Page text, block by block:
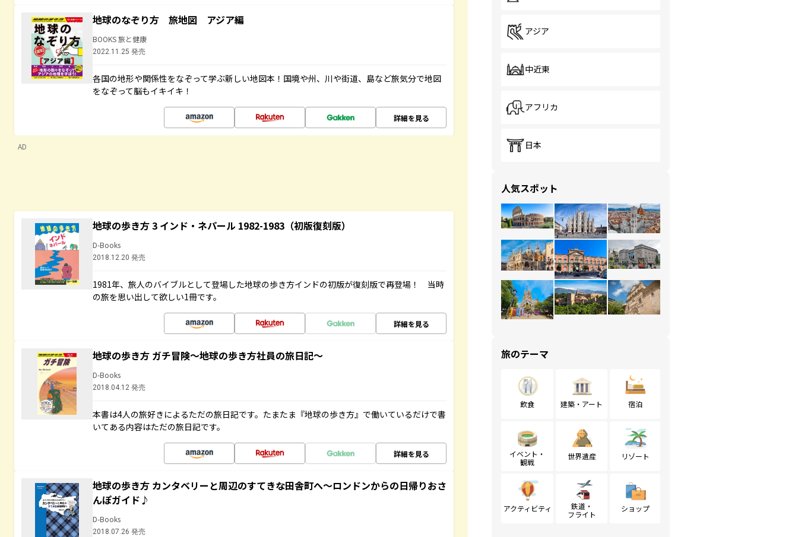
地球のなぞり方 旅地図 アジア編
BOOKS 旅と健康
2022.11.25 発売
各国の地形や関係性をなぞって学ぶ新しい地図本！国境や州、川や街道、島など旅気分で地図
をなぞって脳もイキイキ！
詳細を見る
AD
地球の歩き方 3 インド・ネパール 1982-1983（初版復刻版）
D-Books
2018.12.20 発売
1981年、旅人のバイブルとして登場した地球の歩き方インドの初版が復刻版で再登場！ 当時
の旅を思い出して欲しい1冊です。
詳細を見る
地球の歩き方 ガチ冒険～地球の歩き方社員の旅日記～
D-Books
2018.04.12 発売
本書は4人の旅好きによるただの旅日記です。たまたま『地球の歩き方』で働いているだけで書
いてある内容はただの旅日記です。
詳細を見る
地球の歩き方 カンタベリーと周辺のすてきな田舎町へ～ロンドンからの日帰りおさ
んぽガイド♪
D-Books
2018.07.26 発売
アジア
中近東
アフリカ
日本
人気スポット
旅のテーマ
飲食 建築・アート 宿泊
イベント・
観戦
世界遺産 リゾート
アクティビティ
鉄道・
フライト
ショップ